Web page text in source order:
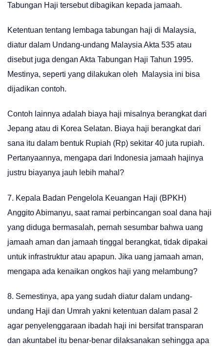
Tabungan Haji tersebut dibagikan kepada jamaah.
Ketentuan tentang lembaga tabungan haji di Malaysia,
diatur dalam Undang-undang Malaysia Akta 535 atau
disebut juga dengan Akta Tabungan Haji Tahun 1995.
Mestinya, seperti yang dilakukan oleh Malaysia ini bisa
dijadikan contoh.
Contoh lainnya adalah biaya haji misalnya berangkat dari
Jepang atau di Korea Selatan. Biaya haji berangkat dari
sana itu dalam bentuk Rupiah (Rp) sekitar 40 juta rupiah.
Pertanyaannya, mengapa dari Indonesia jamaah hajinya
justru biayanya jauh lebih mahal?
7. Kepala Badan Pengelola Keuangan Haji (BPKH)
Anggito Abimanyu, saat ramai perbincangan soal dana haji
yang diduga bermasalah, pernah sesumbar bahwa uang
jamaah aman dan jamaah tinggal berangkat, tidak dipakai
untuk infrastruktur atau apapun. Jika uang jamaah aman,
mengapa ada kenaikan ongkos haji yang melambung?
8. Semestinya, apa yang sudah diatur dalam undang-
undang Haji dan Umrah yakni ketentuan dalam pasal 2
agar penyelenggaraan ibadah haji ini bersifat transparan
dan akuntabel itu benar-benar dilaksanakan sehingga apa